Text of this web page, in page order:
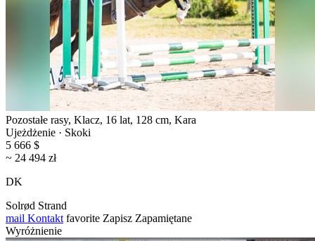
Pozostałe rasy, Klacz, 16 lat, 128 cm, Kara
Ujeżdżenie · Skoki
5 666 $
~ 24 494 zł
DK
Solrød Strand
mail Kontakt favorite Zapisz Zapamiętane
Wyróżnienie